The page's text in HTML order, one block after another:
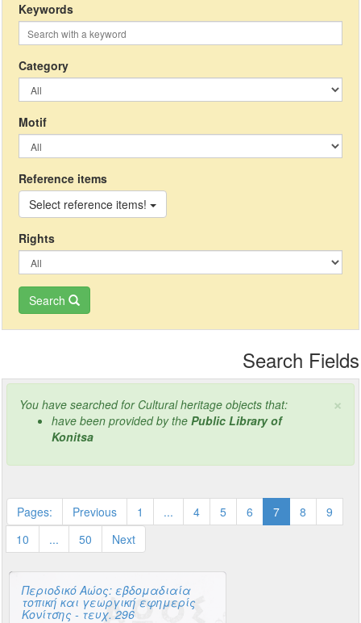
Keywords
Category
Μotif
Reference items
Select reference items!
Rights
Search
Search Fields
×
You have searched for Cultural heritage objects that:
have been provided by the Public Library of
Konitsa
Pages: Previous 1 ... 4 5 6 7 8
9
10
... 50 Next
Περιοδικό Αώος: εβδομαδιαία
τοπική και γεωργική εφημερίς
Κονίτσης - τευχ. 296